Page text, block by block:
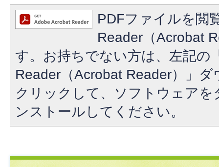
PDFファイルを閲
Reader（Acrobat
す。お持ちでない方は、左記の
Reader（Acrobat Reader）」
クリックして、ソフトウェア
ンストールしてください。